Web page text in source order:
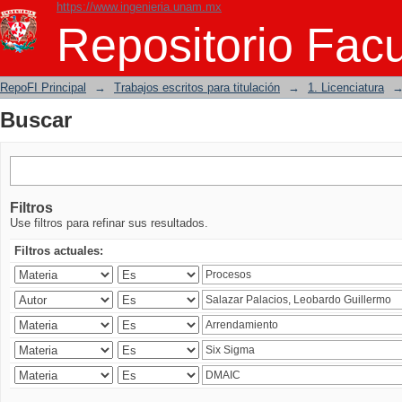
https://www.ingenieria.unam.mx
Repositorio
Buscar
RepoFI Principal → Trabajos escritos para titulación → 1. Licenciatura
Buscar
Filtros
Use filtros para refinar sus resultados.
Filtros actuales: